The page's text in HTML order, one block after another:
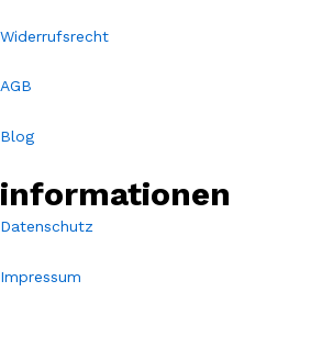
Widerrufsrecht
AGB
Blog
informationen
Datenschutz
Impressum